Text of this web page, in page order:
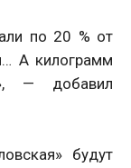
по 20 % от
А килограмм
— добавил
будут